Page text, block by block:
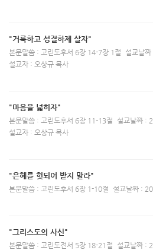
"거룩하고 성결하제 살자"
본문말씀 : 고린도후서 6장 14-7장 1절
설교날
설교자 : 오상규 목사
"마음을 넓히자"
본문말씀 : 고린도후서 6장 11-13절
설교날짜 :
설교자 : 오상규 목사
"은혜를 헛되어 받지 말라"
본문말씀 : 고린도후서 6장 1-10절 설교날짜 :
"그리스도의 사신"
본문말씀 : 고린도전서 5장 18-21절
설교날짜 :